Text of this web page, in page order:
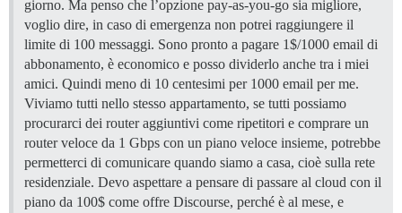
giorno. Ma penso che l’opzione pay-as-you-go sia migliore,
voglio dire, in caso di emergenza non potrei raggiungere il
limite di 100 messaggi. Sono pronto a pagare 1$/1000 email di
abbonamento, è economico e posso dividerlo anche tra i miei
amici. Quindi meno di 10 centesimi per 1000 email per me.
Viviamo tutti nello stesso appartamento, se tutti possiamo
procurarci dei router aggiuntivi come ripetitori e comprare un
router veloce da 1 Gbps con un piano veloce insieme, potrebbe
permetterci di comunicare quando siamo a casa, cioè sulla rete
residenziale. Devo aspettare a pensare di passare al cloud con il
piano da 100$ come offre Discourse, perché è al mese, e